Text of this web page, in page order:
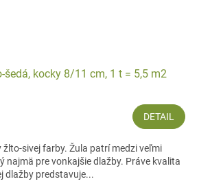
kocky 8/11 cm, 1 t = 5,5 m2
DETAIL
žlto-sivej farby. Žula patrí medzi veľmi
najmä pre vonkajšie dlažby. Práve kvalita
dlažby predstavuje...